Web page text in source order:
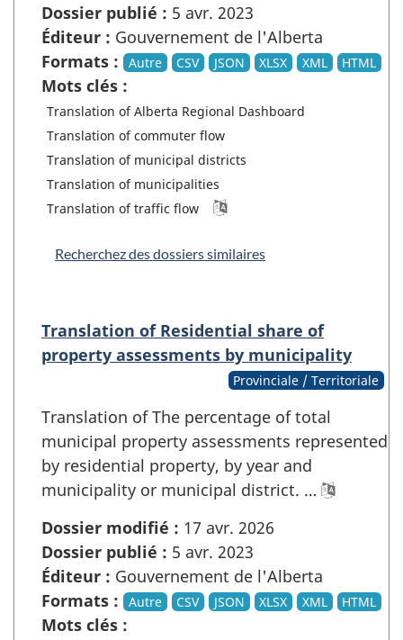
Dossier publié : 5 avr. 2023
Éditeur : Gouvernement de l'Alberta
Formats :
Autre CSV JSON XLSX XML HTML
Mots clés :
Translation of Alberta Regional Dashboard
Translation of commuter flow
Translation of municipal districts
Translation of municipalities
Translation of traffic flow
Recherchez des dossiers similaires
Translation of Residential share of
property assessments by municipality
Provinciale / Territoriale
Translation of The percentage of total
municipal property assessments represented
by residential property, by year and
municipality or municipal district. …
Dossier modifié : 17 avr. 2026
Dossier publié : 5 avr. 2023
Éditeur : Gouvernement de l'Alberta
Formats :
Autre CSV JSON XLSX XML HTML
Mots clés :